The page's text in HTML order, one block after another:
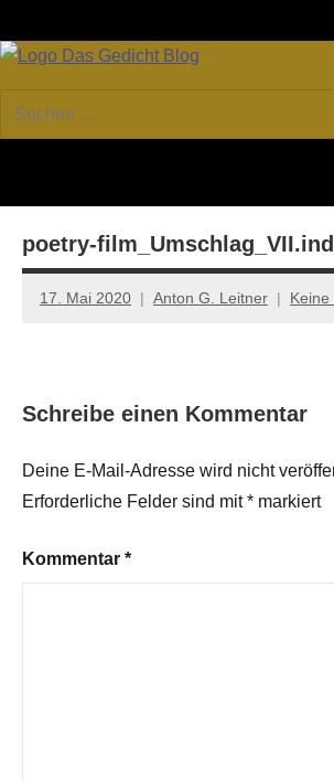
Inhalt
GEDICHT
Forum
von
Lyrik,
Essay
Suchen
nach:
poetry-
17. Mai 2020 Anton G. Leitner Keine
Schreibe einen Kommentar
Deine E-Mail-Adresse wird nicht
Erforderliche Felder sind mit* markiert
Kommentar *